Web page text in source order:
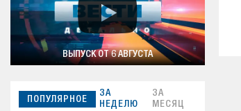
ВЫПУСК ОТ 6 АВГУСТА
ПОПУЛЯРНОЕ
ЗА
НЕДЕЛЮ
ЗА
МЕСЯЦ